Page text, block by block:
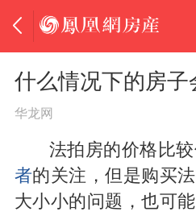
什么情况下的房子
华龙网
法拍房的价格比
者的关注，但是购买
大小小的问题，也可